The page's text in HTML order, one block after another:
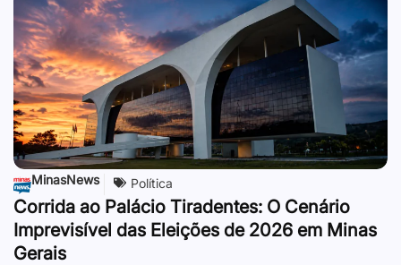
MinasNews Política
Corrida ao Palácio Tiradentes: O Cenário
Imprevisível das Eleições de 2026 em Minas
Gerais